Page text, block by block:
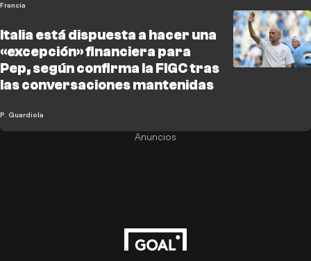
Francia
Italia está dispuesta a hacer una
«excepción» financiera para
Pep, según confirma la FIGC tras
las conversaciones mantenidas
P. Guardiola
Anuncios